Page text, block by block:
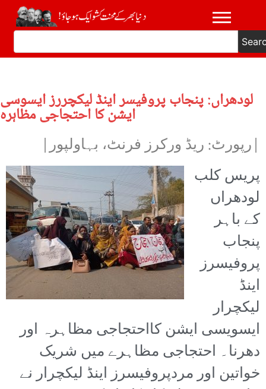
لودھراں: پنجاب پروفیسر اینڈ لیکچررز ایسوسی
ایشن کا احتجاجی مظاہرہ
|رپورٹ: ریڈ ورکرز فرنٹ، بہاولپور|
پریس کلب
لودھراں
کے باہر
پنجاب
پروفیسرز
اینڈ
لیکچرار
ایسویسی ایشن کااحتجاجی مظاہرہ اور
دھرنا۔ احتجاجی مظاہرے میں شریک
خواتین اور مردپروفیسرز اینڈ لیکچرار نے